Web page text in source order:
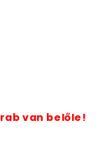
van belőle!